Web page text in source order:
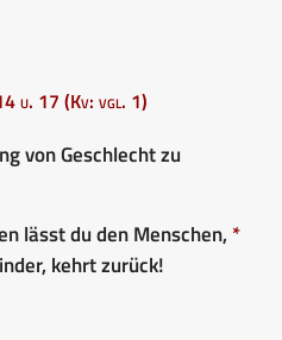
u. 17 (Kv: vgl. 1)
von Geschlecht zu
lässt du den Menschen, *
kehrt zurück!